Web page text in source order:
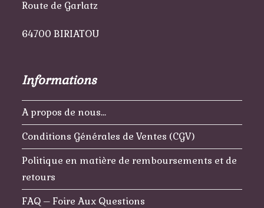
Route de Garlatz
64700 BIRIATOU
Informations
A propos de nous…
Conditions Générales de Ventes (CGV)
Politique en matière de remboursements et de
retours
FAQ – Foire Aux Questions